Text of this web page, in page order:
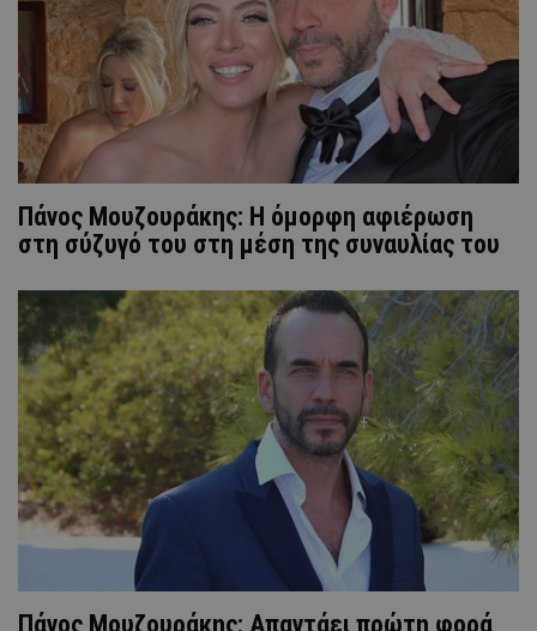
Πάνος Μουζουράκης: Η όμορφη αφιέρωση
στη σύζυγό του στη μέση της συναυλίας του
Πάνος Μουζουράκης: Απαντάει πρώτη φορά